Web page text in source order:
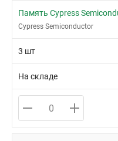
Память Cypress
Cypress Semiconductor
3 шт
На складе